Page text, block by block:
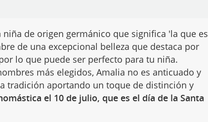
niña de origen germánico que significa 'la que es
de una excepcional belleza que destaca por
lo que puede ser perfecto para tu niña.
más elegidos, Amalia no es anticuado y
tradición aportando un toque de distinción y
el 10 de julio, que es el día de la Santa